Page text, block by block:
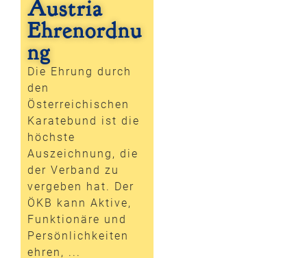
Austria
Ehrenordnu
ng
Die Ehrung durch
den
Österreichischen
Karatebund ist die
höchste
Auszeichnung, die
der Verband zu
vergeben hat. Der
ÖKB kann Aktive,
Funktionäre und
Persönlichkeiten
ehren, ...